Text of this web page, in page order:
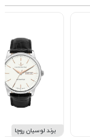
برند لوسیان روچا